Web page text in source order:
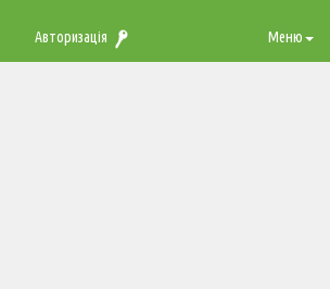
Авторизація Меню